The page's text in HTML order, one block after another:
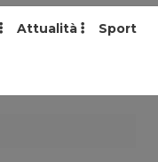
Attualità Sport